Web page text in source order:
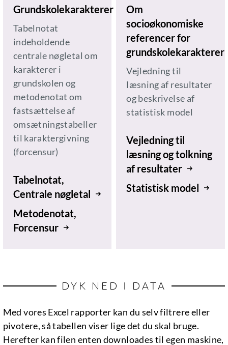
Grundskolekarakterer
Tabelnotat
indeholdende
centrale nøgletal om
karakterer i
grundskolen og
metodenotat om
fastsættelse af
omsætningstabeller
til karaktergivning
(forcensur)
Tabelnotat,
Centrale nøgletal
Metodenotat,
Forcensur
Om
socioøkonomiske
referencer for
grundskolekarakterer
Vejledning til
læsning af resultater
og beskrivelse af
statistisk model
Vejledning til
læsning og tolkning
af resultater
Statistisk model
DYK NED I DATA
Med vores Excel rapporter kan du selv filtrere eller
pivotere, så tabellen viser lige det du skal bruge.
Herefter kan filen enten downloades til egen maskine,